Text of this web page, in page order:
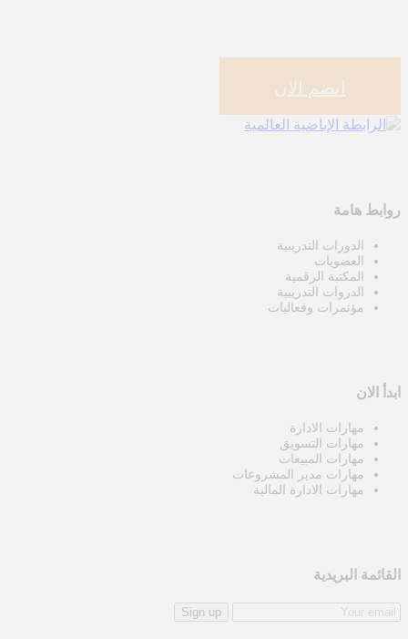
انضم الان
روابط هامة
الدورات التدريبية
العضويات
المكتبة الرقمية
الدروات التدريبية
مؤتمرات وفعاليات
ابدأ الان
مهارات الادارة
مهارات التسويق
مهارات المبيعات
مهارات مدير المشروعات
مهارات الادارة المالية
القائمة البريدية